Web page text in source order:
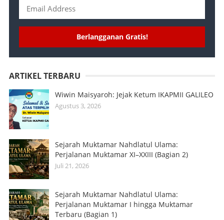
Berlangganan Gratis!
ARTIKEL TERBARU
Wiwin Maisyaroh: Jejak Ketum IKAPMII GALILEO
Agustus 3, 2026
Sejarah Muktamar Nahdlatul Ulama:
Perjalanan Muktamar XI–XXIII (Bagian 2)
Juli 21, 2026
Sejarah Muktamar Nahdlatul Ulama:
Perjalanan Muktamar I hingga Muktamar
Terbaru (Bagian 1)